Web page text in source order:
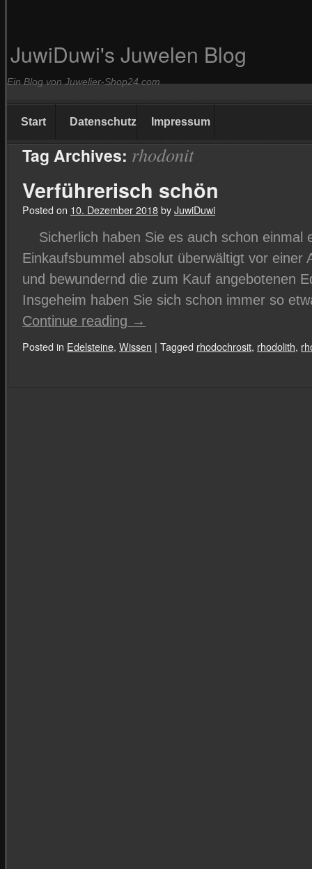
JuwiDuwi's Juwelen Blog
Ein Blog von Juwelier-Shop24.com
Start Datenschutz Impressum
Tag Archives: rhodonit
Verführerisch schön
Posted on 10. Dezember 2018byJuwiDuwi
Sicherlich haben Sie es auch schon einmal
Einkaufsbummel absolut überwältigt vor einer
und bewundernd die zum Kauf angebotenen
Insgeheim haben Sie sich schon immer so
Continue reading →
Posted in Edelsteine, Wissen | Tagged rhodochrosit, rhodolith,